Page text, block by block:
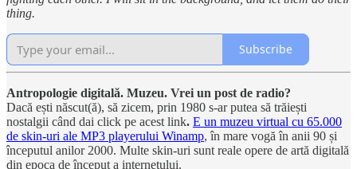
thing.
Subscribe
Antropologie digitală. Muzeu. Vrei un post de radio?
Dacă ești născut(ă), să zicem, prin 1980 s-ar putea să trăiești
nostalgii când dai click pe acest link. E un muzeu virtual cu 65.000
de skin-uri ale MP3 playerului Winamp, în mare vogă în anii 90 și
începutul anilor 2000. Multe skin-uri sunt reale opere de artă digitală
din epoca de început a internetului.